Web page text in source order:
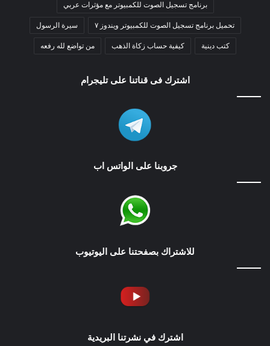
برنامج تسجيل الصوت للكمبيوتر مع مؤثرات عربي
تحميل برنامج تسجيل الصوت للكمبيوتر ويندوز ٧ سيرة الرسول
كتب دينية كيفية حساب زكاة الذهب من تواضع لله رفعه
اشترك فى قناتنا على تليجرام
جروبنا على الواتس اب
للاشتراك بصفحتنا على اليوتيوب
اشترك في نشرتنا البريدية